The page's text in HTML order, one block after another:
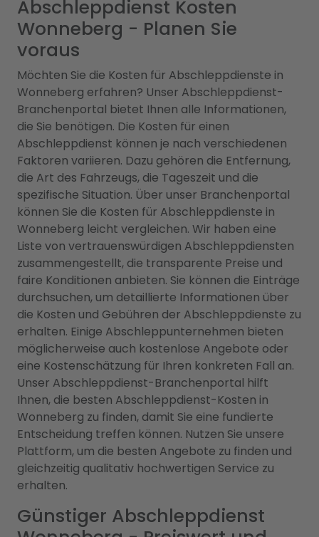
Abschleppdienst Kosten
Wonneberg - Planen Sie
voraus
Möchten Sie die Kosten für Abschleppdienste in
Wonneberg erfahren? Unser Abschleppdienst-
Branchenportal bietet Ihnen alle Informationen,
die Sie benötigen. Die Kosten für einen
Abschleppdienst können je nach verschiedenen
Faktoren variieren. Dazu gehören die Entfernung,
die Art des Fahrzeugs, die Tageszeit und die
spezifische Situation. Über unser Branchenportal
können Sie die Kosten für Abschleppdienste in
Wonneberg leicht vergleichen. Wir haben eine
Liste von vertrauenswürdigen Abschleppdiensten
zusammengestellt, die transparente Preise und
faire Konditionen anbieten. Sie können die Einträge
durchsuchen, um detaillierte Informationen über
die Kosten und Gebühren der Abschleppdienste zu
erhalten. Einige Abschleppunternehmen bieten
möglicherweise auch kostenlose Angebote oder
eine Kostenschätzung für Ihren konkreten Fall an.
Unser Abschleppdienst-Branchenportal hilft
Ihnen, die besten Abschleppdienst-Kosten in
Wonneberg zu finden, damit Sie eine fundierte
Entscheidung treffen können. Nutzen Sie unsere
Plattform, um die besten Angebote zu finden und
gleichzeitig qualitativ hochwertigen Service zu
erhalten.
Günstiger Abschleppdienst